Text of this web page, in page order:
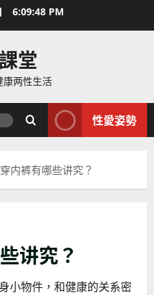
6:09:50 PM
堂
康两性生活
性愛姿勢
内裤有哪些讲究？
讲究？
小物件，和健康的关系密